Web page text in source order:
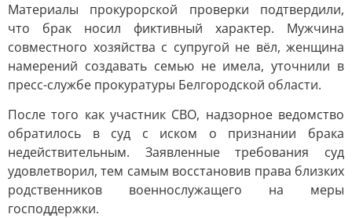
Материалы прокурорской проверки подтвердили,
что брак носил фиктивный характер. Мужчина
совместного хозяйства с супругой не вёл, женщина
намерений создавать семью не имела, уточнили в
пресс-службе прокуратуры Белгородской области.
После того как участник СВО, надзорное ведомство
обратилось в суд с иском о признании брака
недействительным. Заявленные требования суд
удовлетворил, тем самым восстановив права близких
родственников военнослужащего на меры
господдержки.